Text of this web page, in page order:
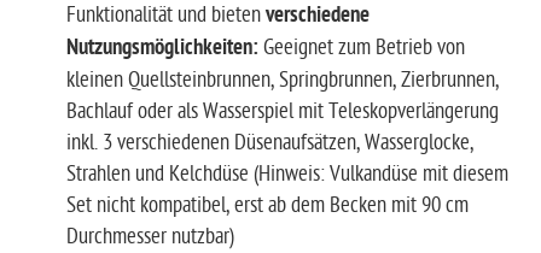
Funktionalität und bietenverschiedene
Nutzungsmöglichkeiten: Geeignet zum Betrieb von
kleinen Quellsteinbrunnen, Springbrunnen, Zierbrunnen,
Bachlauf oder als Wasserspiel mit Teleskopverlängerung
inkl. 3 verschiedenen Düsenaufsätzen, Wasserglocke,
Strahlen und Kelchdüse (Hinweis: Vulkandüse mit diesem
Set nicht kompatibel, erst ab dem Becken mit 90 cm
Durchmesser nutzbar)